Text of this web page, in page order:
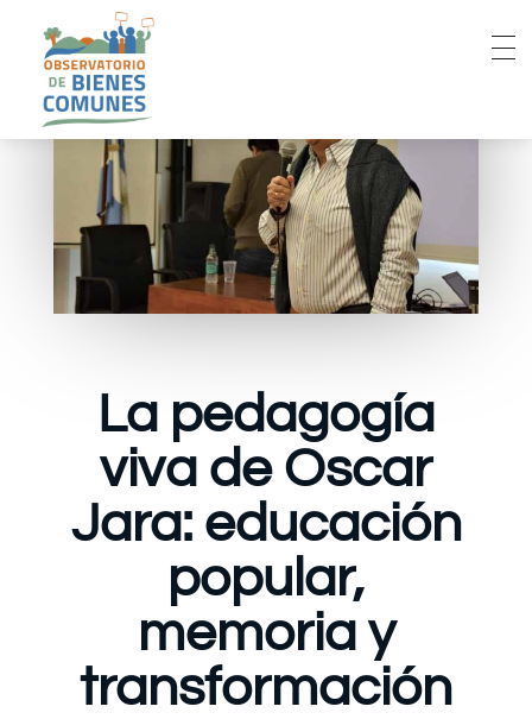
La pedagogía
viva de Oscar
Jara: educación
popular,
memoria y
transformación